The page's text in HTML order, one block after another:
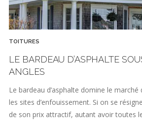
TOITURES
LE BARDEAU D’ASPHALTE
ANGLES
Le bardeau d’asphalte domine le
les sites d’enfouissement. Si on se
de son prix attractif, autant avoir toutes